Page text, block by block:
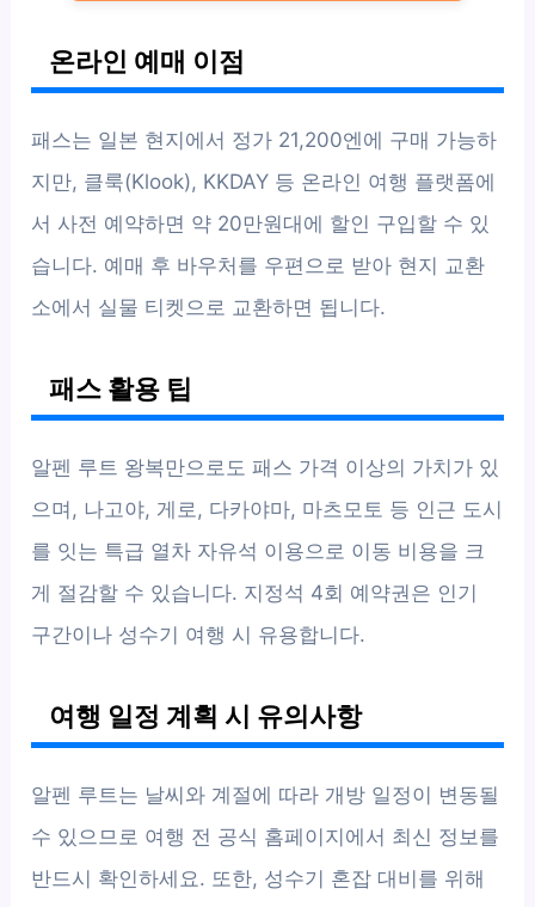
온라인 예매 이점
패스는 일본 현지에서 정가 21,200엔에 구매 가능하
지만, 클룩(Klook), KKDAY 등 온라인 여행 플랫폼에
서 사전 예약하면 약 20만원대에 할인 구입할 수 있
습니다. 예매 후 바우처를 우편으로 받아 현지 교환
소에서 실물 티켓으로 교환하면 됩니다.
패스 활용 팁
알펜 루트 왕복만으로도 패스 가격 이상의 가치가 있
으며, 나고야, 게로, 다카야마, 마츠모토 등 인근 도시
를 잇는 특급 열차 자유석 이용으로 이동 비용을 크
게 절감할 수 있습니다. 지정석 4회 예약권은 인기
구간이나 성수기 여행 시 유용합니다.
여행 일정 계획 시 유의사항
알펜 루트는 날씨와 계절에 따라 개방 일정이 변동될
수 있으므로 여행 전 공식 홈페이지에서 최신 정보를
반드시 확인하세요. 또한, 성수기 혼잡 대비를 위해